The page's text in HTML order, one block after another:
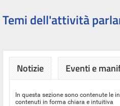
Temi dell'attività
Notizie Eventi e
In questa sezione sono contenute le
contenuti in forma chiara e intuitiva